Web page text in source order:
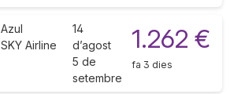
Azul
SKY Airline
14
d’agost
5 de
setembre
1.262 €
fa 3 dies